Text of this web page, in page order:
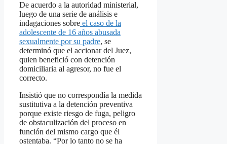
De acuerdo a la autoridad ministerial,
luego de una serie de análisis e
indagaciones sobre el caso de la
adolescente de 16 años abusada
sexualmente por su padre, se
determinó que el accionar del Juez,
quien benefició con detención
domiciliaria al agresor, no fue el
correcto.
Insistió que no correspondía la medida
sustitutiva a la detención preventiva
porque existe riesgo de fuga, peligro
de obstaculización del proceso en
función del mismo cargo que él
ostentaba. “Por lo tanto no se ha